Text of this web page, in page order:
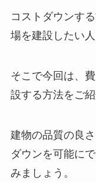
コストダウンす
場を建設したい
そこで今回は、
設する方法をご紹
建物の品質の良
ダウンを可能に
みましょう。